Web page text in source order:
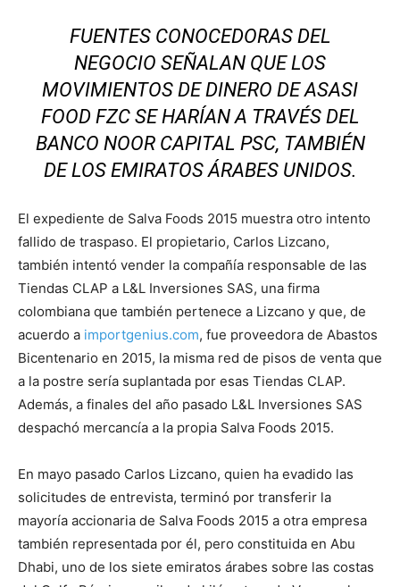
FUENTES CONOCEDORAS DEL
NEGOCIO SEÑALAN QUE LOS
MOVIMIENTOS DE DINERO DE ASASI
FOOD FZC SE HARÍAN A TRAVÉS DEL
BANCO NOOR CAPITAL PSC, TAMBIÉN
DE LOS EMIRATOS ÁRABES UNIDOS.
El expediente de Salva Foods 2015 muestra otro intento
fallido de traspaso. El propietario, Carlos Lizcano,
también intentó vender la compañía responsable de las
Tiendas CLAP a L&L Inversiones SAS, una firma
colombiana que también pertenece a Lizcano y que, de
acuerdo a importgenius.com, fue proveedora de Abastos
Bicentenario en 2015, la misma red de pisos de venta que
a la postre sería suplantada por esas Tiendas CLAP.
Además, a finales del año pasado L&L Inversiones SAS
despachó mercancía a la propia Salva Foods 2015.
En mayo pasado Carlos Lizcano, quien ha evadido las
solicitudes de entrevista, terminó por transferir la
mayoría accionaria de Salva Foods 2015 a otra empresa
también representada por él, pero constituida en Abu
Dhabi, uno de los siete emiratos árabes sobre las costas